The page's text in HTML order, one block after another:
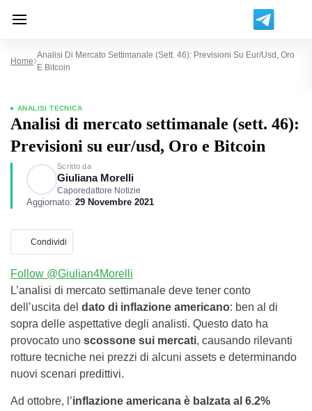
Home
Analisi Di Mercato Settimanale (sett. 46): Previsioni Su Eur/usd, Oro
E Bitcoin
ANALISI TECNICA
Analisi di mercato settimanale (sett. 46):
Previsioni su eur/usd, Oro e Bitcoin
Scritto da
Giuliana Morelli
Caporedattore Notizie
Aggiornato: 29 Novembre 2021
Condividi
Follow @Giulian4Morelli
L’analisi di mercato settimanale deve tener conto
dell’uscita del dato di inflazione americano: ben al di
sopra delle aspettative degli analisti. Questo dato ha
provocato uno scossone sui mercati, causando rilevanti
rotture tecniche nei prezzi di alcuni assets e determinando
nuovi scenari predittivi.
Ad ottobre, l’inflazione americana è balzata al 6.2%